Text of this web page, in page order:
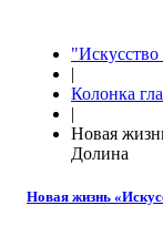
|
Колонка
|
Новая
Долина
Новая жизнь